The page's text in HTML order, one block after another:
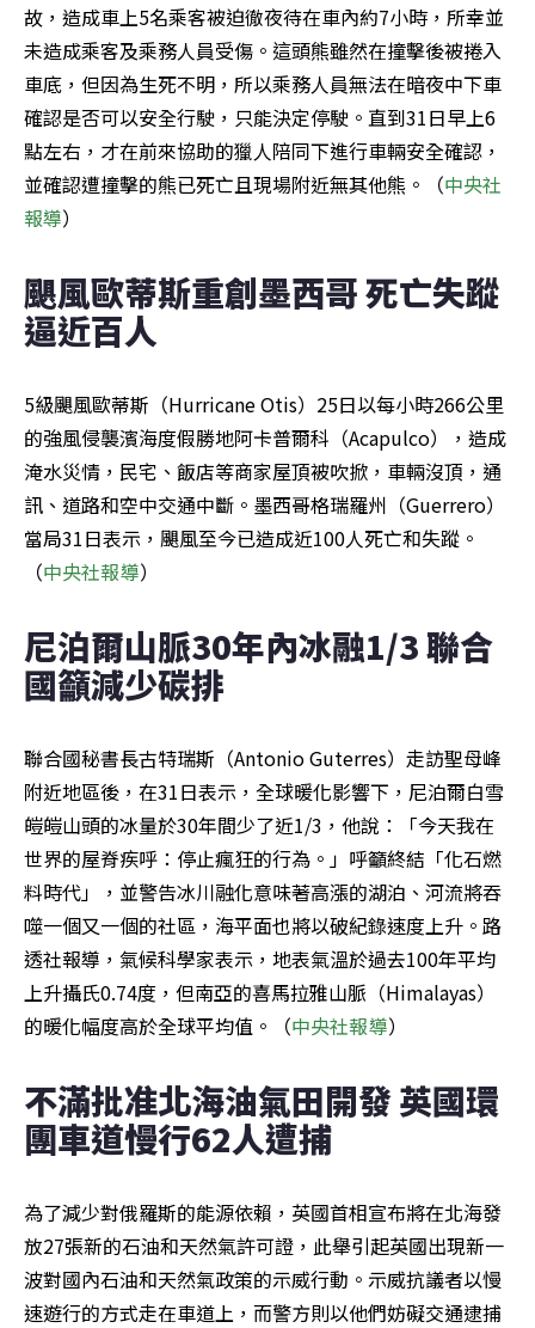
故，造成車上5名乘客被迫徹夜待在車內約7小時，所幸並
未造成乘客及乘務人員受傷。這頭熊雖然在撞擊後被捲入
車底，但因為生死不明，所以乘務人員無法在暗夜中下車
確認是否可以安全行駛，只能決定停駛。直到31日早上6
點左右，才在前來協助的獵人陪同下進行車輛安全確認，
並確認遭撞擊的熊已死亡且現場附近無其他熊。（中央社
報導）
颶風歐蒂斯重創墨西哥 死亡失蹤
逼近百人
5級颶風歐蒂斯（Hurricane Otis）25日以每小時266公里
的強風侵襲濱海度假勝地阿卡普爾科（Acapulco），造成
淹水災情，民宅、飯店等商家屋頂被吹掀，車輛沒頂，通
訊、道路和空中交通中斷。墨西哥格瑞羅州（Guerrero）
當局31日表示，颶風至今已造成近100人死亡和失蹤。
（中央社報導）
尼泊爾山脈30年內冰融1/3 聯合
國籲減少碳排
聯合國秘書長古特瑞斯（Antonio Guterres）走訪聖母峰
附近地區後，在31日表示，全球暖化影響下，尼泊爾白雪
皚皚山頭的冰量於30年間少了近1/3，他說：「今天我在
世界的屋脊疾呼：停止瘋狂的行為。」呼籲終結「化石燃
料時代」，並警告冰川融化意味著高漲的湖泊、河流將吞
噬一個又一個的社區，海平面也將以破紀錄速度上升。路
透社報導，氣候科學家表示，地表氣溫於過去100年平均
上升攝氏0.74度，但南亞的喜馬拉雅山脈（Himalayas）
的暖化幅度高於全球平均值。（中央社報導）
不滿批准北海油氣田開發 英國環
團車道慢行62人遭捕
為了減少對俄羅斯的能源依賴，英國首相宣布將在北海發
放27張新的石油和天然氣許可證，此舉引起英國出現新一
波對國內石油和天然氣政策的示威行動。示威抗議者以慢
速遊行的方式走在車道上，而警方則以他們妨礙交通逮捕